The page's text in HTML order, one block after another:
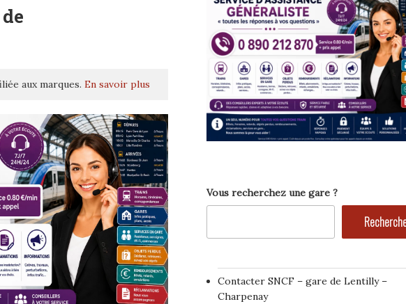
aux marques. En savoir plus
Vous recherchez une gare ?
Contacter SNCF – gare de Lentilly –
Charpenay